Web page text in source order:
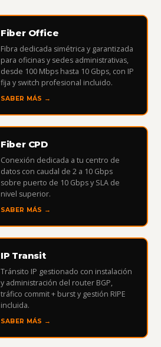
Fiber Office
Fibra dedicada simétrica y garantizada
para oficinas y sedes administrativas,
desde 100 Mbps hasta 10 Gbps, con IP
fija y switch profesional incluido.
SABER MÁS →
Fiber CPD
Conexión dedicada a tu centro de
datos con caudal de 2 a 10 Gbps
sobre puerto de 10 Gbps y SLA de
nivel superior.
SABER MÁS →
IP Transit
Tránsito IP gestionado con instalación
y administración del router BGP,
tráfico commit + burst y gestión RIPE
incluida.
SABER MÁS →